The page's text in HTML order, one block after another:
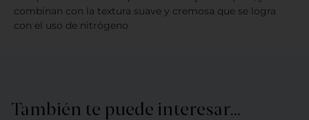
combinan con la textura suave y cremosa que se logra
con el uso de nitrógeno
También te puede interesar…